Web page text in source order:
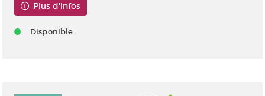
Plus d'infos
Disponible